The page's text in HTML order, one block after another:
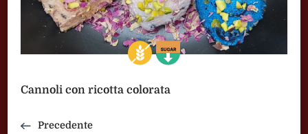
Cannoli con ricotta colorata
Precedente